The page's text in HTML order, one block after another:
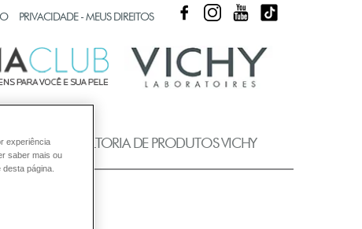
PRIVACIDADE - MEUS DIREITOS
FACEBOOKINSTAGRAM
YOUTUBE
CONSULTORIA DE PRODUTOS VICHY
experiência
saber mais ou
página.